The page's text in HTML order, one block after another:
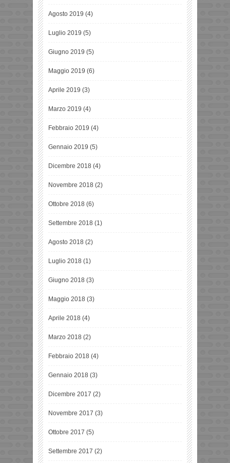
Agosto 2019 (4)
Luglio 2019 (5)
Giugno 2019 (5)
Maggio 2019 (6)
Aprile 2019 (3)
Marzo 2019 (4)
Febbraio 2019 (4)
Gennaio 2019 (5)
Dicembre 2018 (4)
Novembre 2018 (2)
Ottobre 2018 (6)
Settembre 2018 (1)
Agosto 2018 (2)
Luglio 2018 (1)
Giugno 2018 (3)
Maggio 2018 (3)
Aprile 2018 (4)
Marzo 2018 (2)
Febbraio 2018 (4)
Gennaio 2018 (3)
Dicembre 2017 (2)
Novembre 2017 (3)
Ottobre 2017 (5)
Settembre 2017 (2)